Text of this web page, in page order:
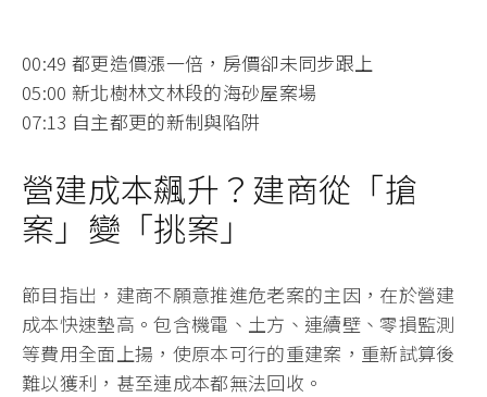
00:49 都更造價漲一倍，房價卻未同步跟上
05:00 新北樹林文林段的海砂屋案場
07:13 自主都更的新制與陷阱
營建成本飆升？建商從「搶
案」變「挑案」
節目指出，建商不願意推進危老案的主因，在於營建
成本快速墊高。包含機電、土方、連續壁、零損監測
等費用全面上揚，使原本可行的重建案，重新試算後
難以獲利，甚至連成本都無法回收。